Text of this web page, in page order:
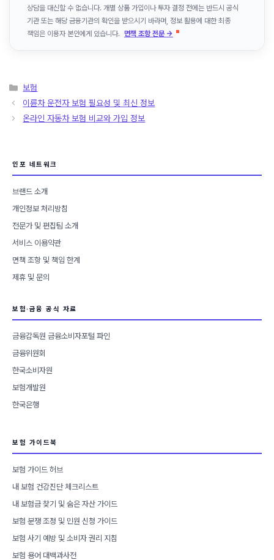
상담을 대신할 수 없습니다. 개별 상품 가입이나 투자 결정 전에는 반드시 공식
기관 또는 해당 금융기관의 확인을 받으시기 바라며, 정보 활용에 대한 최종
책임은 이용자 본인에게 있습니다. 면책 조항 전문 →
카
테
리
보험
이륜차 운전자 보험 필요성 및 최신 정보
온라인 자동차 보험 비교와 가입 정보
인포 네트워크
브랜드 소개
개인정보 처리방침
전문가 및 편집팀 소개
서비스 이용약관
면책 조항 및 책임 한계
제휴 및 문의
보험·금융 공식 자료
금융감독원 금융소비자포털 파인
금융위원회
한국소비자원
보험개발원
한국은행
보험 가이드북
보험 가이드 허브
내 보험 건강진단 체크리스트
내 보험금 찾기 및 숨은 자산 가이드
보험 분쟁 조정 및 민원 신청 가이드
보험 사기 예방 및 소비자 권리 지침
보험 용어 대백과사전